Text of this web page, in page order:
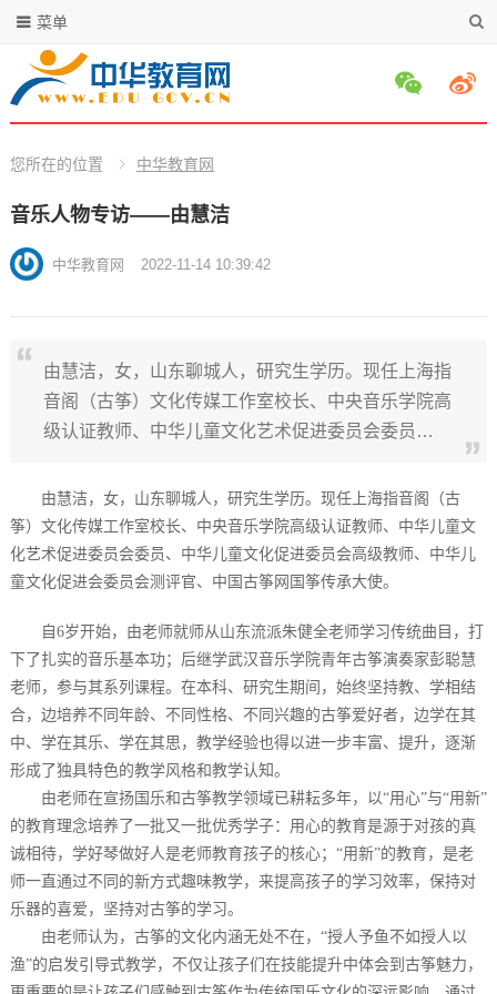
菜单
您所在的位置 中华教育网
音乐人物专访——由慧洁
中华教育网 2022-11-14 10:39:42
由慧洁，女，山东聊城人，研究生学历。现任上海指
音阁（古筝）文化传媒工作室校长、中央音乐学院高
级认证教师、中华儿童文化艺术促进委员会委员…
由慧洁，女，山东聊城人，研究生学历。现任上海指音阁（古
筝）文化传媒工作室校长、中央音乐学院高级认证教师、中华儿童文
化艺术促进委员会委员、中华儿童文化促进委员会高级教师、中华儿
童文化促进会委员会测评官、中国古筝网国筝传承大使。
自6岁开始，由老师就师从山东流派朱健全老师学习传统曲目，打
下了扎实的音乐基本功；后继学武汉音乐学院青年古筝演奏家彭聪慧
老师，参与其系列课程。在本科、研究生期间，始终坚持教、学相结
合，边培养不同年龄、不同性格、不同兴趣的古筝爱好者，边学在其
中、学在其乐、学在其思，教学经验也得以进一步丰富、提升，逐渐
形成了独具特色的教学风格和教学认知。
由老师在宣扬国乐和古筝教学领域已耕耘多年，以“用心”与“用新”
的教育理念培养了一批又一批优秀学子：用心的教育是源于对孩的真
诚相待，学好琴做好人是老师教育孩子的核心；“用新”的教育，是老
师一直通过不同的新方式趣味教学，来提高孩子的学习效率，保持对
乐器的喜爱，坚持对古筝的学习。
由老师认为，古筝的文化内涵无处不在，“授人予鱼不如授人以
渔”的启发引导式教学，不仅让孩子们在技能提升中体会到古筝魅力，